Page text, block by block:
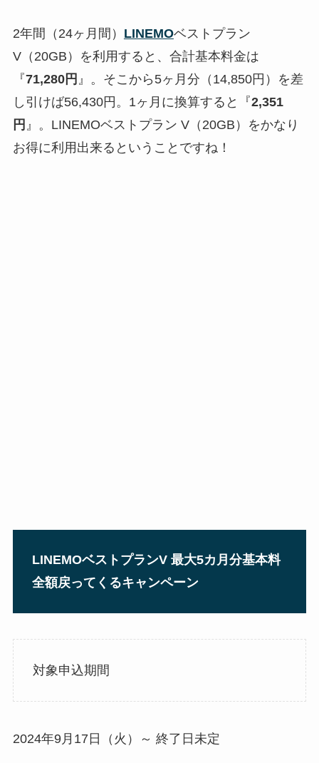
2年間（24ヶ月間） LINEMOベストプラン
V（20GB）を利用すると、合計基本料金は
『71,280円 』。そこから5ヶ月分（14,850円）を差
し引けば56,430円。1ヶ月に換算すると『2,351
円 』。LINEMOベストプラン V（20GB）をかなり
お得に利用出来るということですね！
LINEMOベストプランV 最大5カ月分基本料
全額戻ってくるキャンペーン
対象申込期間
2024年9月17日（火）～ 終了日未定